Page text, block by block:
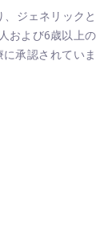
ジェネリックと
および6歳以上の
承認されていま